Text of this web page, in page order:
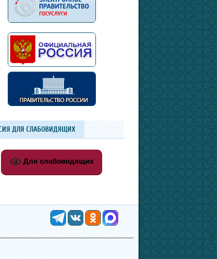
ДЛЯ СЛАБОВИДЯЩИХ
Для слабовидящих